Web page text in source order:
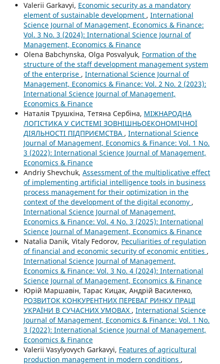
Valerii Garkavyi, Economic security as a mandatory
element of sustainable development , International
Science Journal of Management, Economics & Finance:
Vol. 3 No. 3 (2024): International Science Journal of
Management, Economics & Finance
Olena Babchynska, Olga Posvalyuk, Formation of the
structure of the staff development management system
of the enterprise , International Science Journal of
Management, Economics & Finance: Vol. 2 No. 2 (2023):
International Science Journal of Management,
Economics & Finance
Наталія Трушкіна, Тетяна Сербіна, МІЖНАРОДНА
ЛОГІСТИКА У СИСТЕМІ ЗОВНІШНЬОЕКОНОМІЧНОЇ
ДІЯЛЬНОСТІ ПІДПРИЄМСТВА , International Science
Journal of Management, Economics & Finance: Vol. 1 No.
3 (2022): International Science Journal of Management,
Economics & Finance
Andriy Shevchuk, Assessment of the multiplicative effect
of implementing artificial intelligence tools in business
process management for their optimization in the
context of the development of the digital economy ,
International Science Journal of Management,
Economics & Finance: Vol. 4 No. 3 (2025): International
Science Journal of Management, Economics & Finance
Natalia Danik, Vitaly Fedorov, Peculiarities of regulation
of financial and economic security of economic entities ,
International Science Journal of Management,
Economics & Finance: Vol. 3 No. 4 (2024): International
Science Journal of Management, Economics & Finance
Юрій Маршавін, Тарас Кицак, Андрій Василенко,
РОЗВИТОК КОНКУРЕНТНИХ ПЕРЕВАГ РИНКУ ПРАЦІ
УКРАЇНИ В СУЧАСНИХ УМОВАХ , International Science
Journal of Management, Economics & Finance: Vol. 1 No.
3 (2022): International Science Journal of Management,
Economics & Finance
Valerii Vasylyovych Garkavyi, Features of agricultural
production management in modern conditions ,